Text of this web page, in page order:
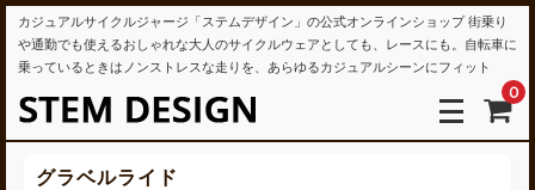
カジュアルサイクルジャージ「ステムデザイン」の公式オンラインショップ 街乗り
や通勤でも使えるおしゃれな大人のサイクルウェアとしても、レースにも。自転車に
乗っているときはノンストレスな走りを、あらゆるカジュアルシーンにフィット
0
グラベルライド